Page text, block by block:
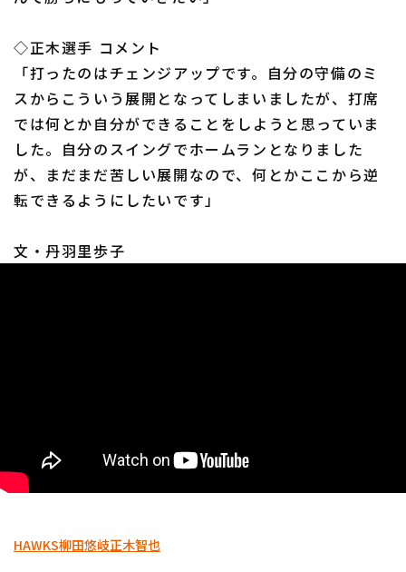
◇正木選手 コメント
「打ったのはチェンジアップです。自分の守備のミ
スからこういう展開となってしまいましたが、打席
では何とか自分ができることをしようと思っていま
した。自分のスイングでホームランとなりました
が、まだまだ苦しい展開なので、何とかここから逆
転できるようにしたいです」
文・丹羽里歩子
HAWKS柳田悠岐正木智也